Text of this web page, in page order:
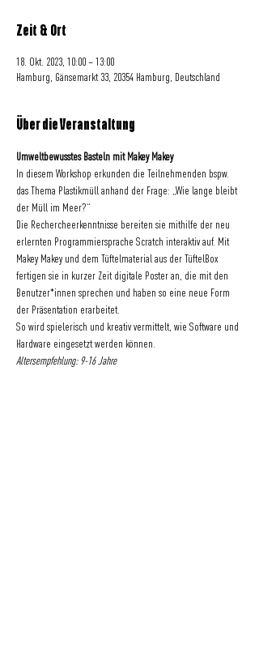
Zeit & Ort
18. Okt. 2023, 10:00 – 13:00
Hamburg, Gänsemarkt 33, 20354 Hamburg, Deutschland
Über die Veranstaltung
Umweltbewusstes Basteln mit Makey Makey
In diesem Workshop erkunden die Teilnehmenden bspw.
das Thema Plastikmüll anhand der Frage: „Wie lange bleibt
der Müll im Meer?“
Die Rechercheerkenntnisse bereiten sie mithilfe der neu
erlernten Programmiersprache Scratch interaktiv auf. Mit
Makey Makey und dem Tüftelmaterial aus der TüftelBox
fertigen sie in kurzer Zeit digitale Poster an, die mit den
Benutzer*innen sprechen und haben so eine neue Form
der Präsentation erarbeitet.
So wird spielerisch und kreativ vermittelt, wie Software und
Hardware eingesetzt werden können.
Altersempfehlung: 9-16 Jahre